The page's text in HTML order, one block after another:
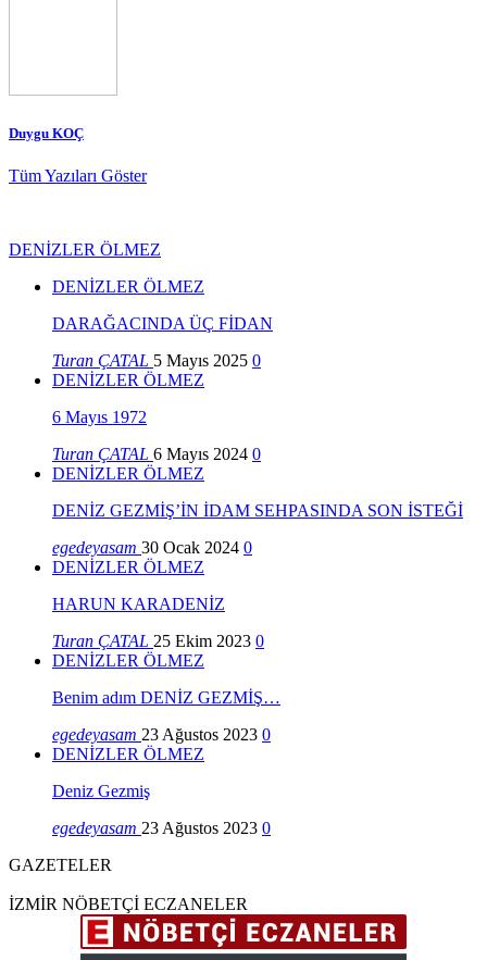
Duygu KOÇ
Tüm Yazıları Göster
DENİZLER ÖLMEZ
DENİZLER ÖLMEZ
DARAĞACINDA ÜÇ FİDAN
Turan ÇATAL 5 Mayıs 2025 0
DENİZLER ÖLMEZ
6 Mayıs 1972
Turan ÇATAL 6 Mayıs 2024 0
DENİZLER ÖLMEZ
DENİZ GEZMİŞ’İN İDAM SEHPASINDA SON İSTEĞİ
egedeyasam 30 Ocak 2024 0
DENİZLER ÖLMEZ
HARUN KARADENİZ
Turan ÇATAL 25 Ekim 2023 0
DENİZLER ÖLMEZ
Benim adım DENİZ GEZMİŞ…
egedeyasam 23 Ağustos 2023 0
DENİZLER ÖLMEZ
Deniz Gezmiş
egedeyasam 23 Ağustos 2023 0
GAZETELER
İZMİR NÖBETÇİ ECZANELER